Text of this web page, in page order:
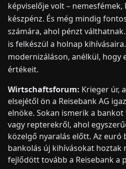
ENDEFRESIT NLPLHU
KAPCSOLAT
képviselője volt –
készpénz. És még mindig
számára, ahol pénzt
is felkészül a holnap
modernizáláson, anélkül, hogy
értékeit.
Wirtschaftsforum: Krieger úr,
elsejétől ön a Reisebank AG
elnöke. Sokan ismerik a
vagy repterekről, ahol
közelgő nyaralás előtt. Az euró
bankolás új kihívásokat hoztak
fejlődött tovább a Reisebank a